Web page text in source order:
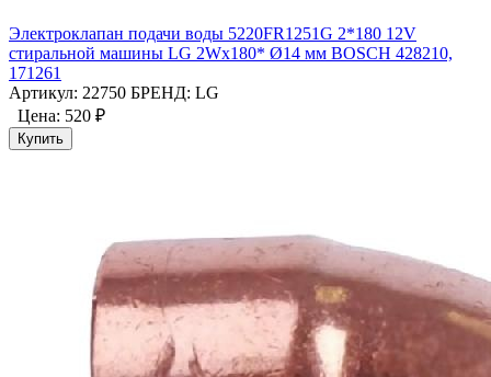
Электроклапан подачи воды 5220FR1251G 2*180 12V
стиральной машины LG 2Wx180* Ø14 мм BOSCH 428210,
171261
Артикул: 22750 БРЕНД: LG
Цена: 520 ₽
Купить